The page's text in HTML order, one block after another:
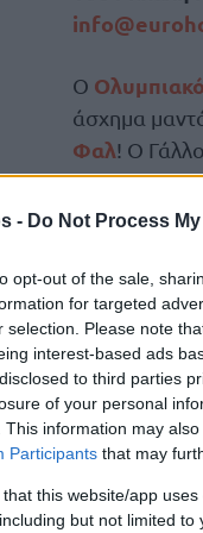
- Do Not Process
opt-out of the sale,
for targeted
selection. Please note
interest-based ads
to third parties
of your personal
This information may
Participants that may
that this website/app
but not limited
Ο
άσχημα
Φαλ! Ο
Τελικών της
θα μείνει
με έναν
Ράιτδεν
θα μπει